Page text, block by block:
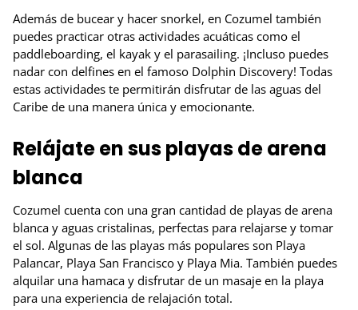
Además de bucear y hacer snorkel, en Cozumel también
puedes practicar otras actividades acuáticas como el
paddleboarding, el kayak y el parasailing. ¡Incluso puedes
nadar con delfines en el famoso Dolphin Discovery! Todas
estas actividades te permitirán disfrutar de las aguas del
Caribe de una manera única y emocionante.
Relájate en sus playas de arena
blanca
Cozumel cuenta con una gran cantidad de playas de arena
blanca y aguas cristalinas, perfectas para relajarse y tomar
el sol. Algunas de las playas más populares son Playa
Palancar, Playa San Francisco y Playa Mia. También puedes
alquilar una hamaca y disfrutar de un masaje en la playa
para una experiencia de relajación total.